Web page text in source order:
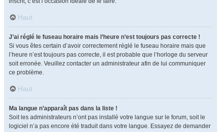
Haut
J’ai réglé le fuseau horaire mais l’heure n’est toujours pas correcte !
Si vous êtes certain d’avoir correctement réglé le fuseau horaire mais que
l’heure n’est toujours pas correcte, il est probable que l’horloge du serveur
soit erronée. Veuillez contacter un administrateur afin de lui communiquer
ce problème.
Haut
Ma langue n’apparaît pas dans la liste !
Soit les administrateurs n’ont pas installé votre langue sur le forum, soit le
logiciel n’a pas encore été traduit dans votre langue. Essayez de demander